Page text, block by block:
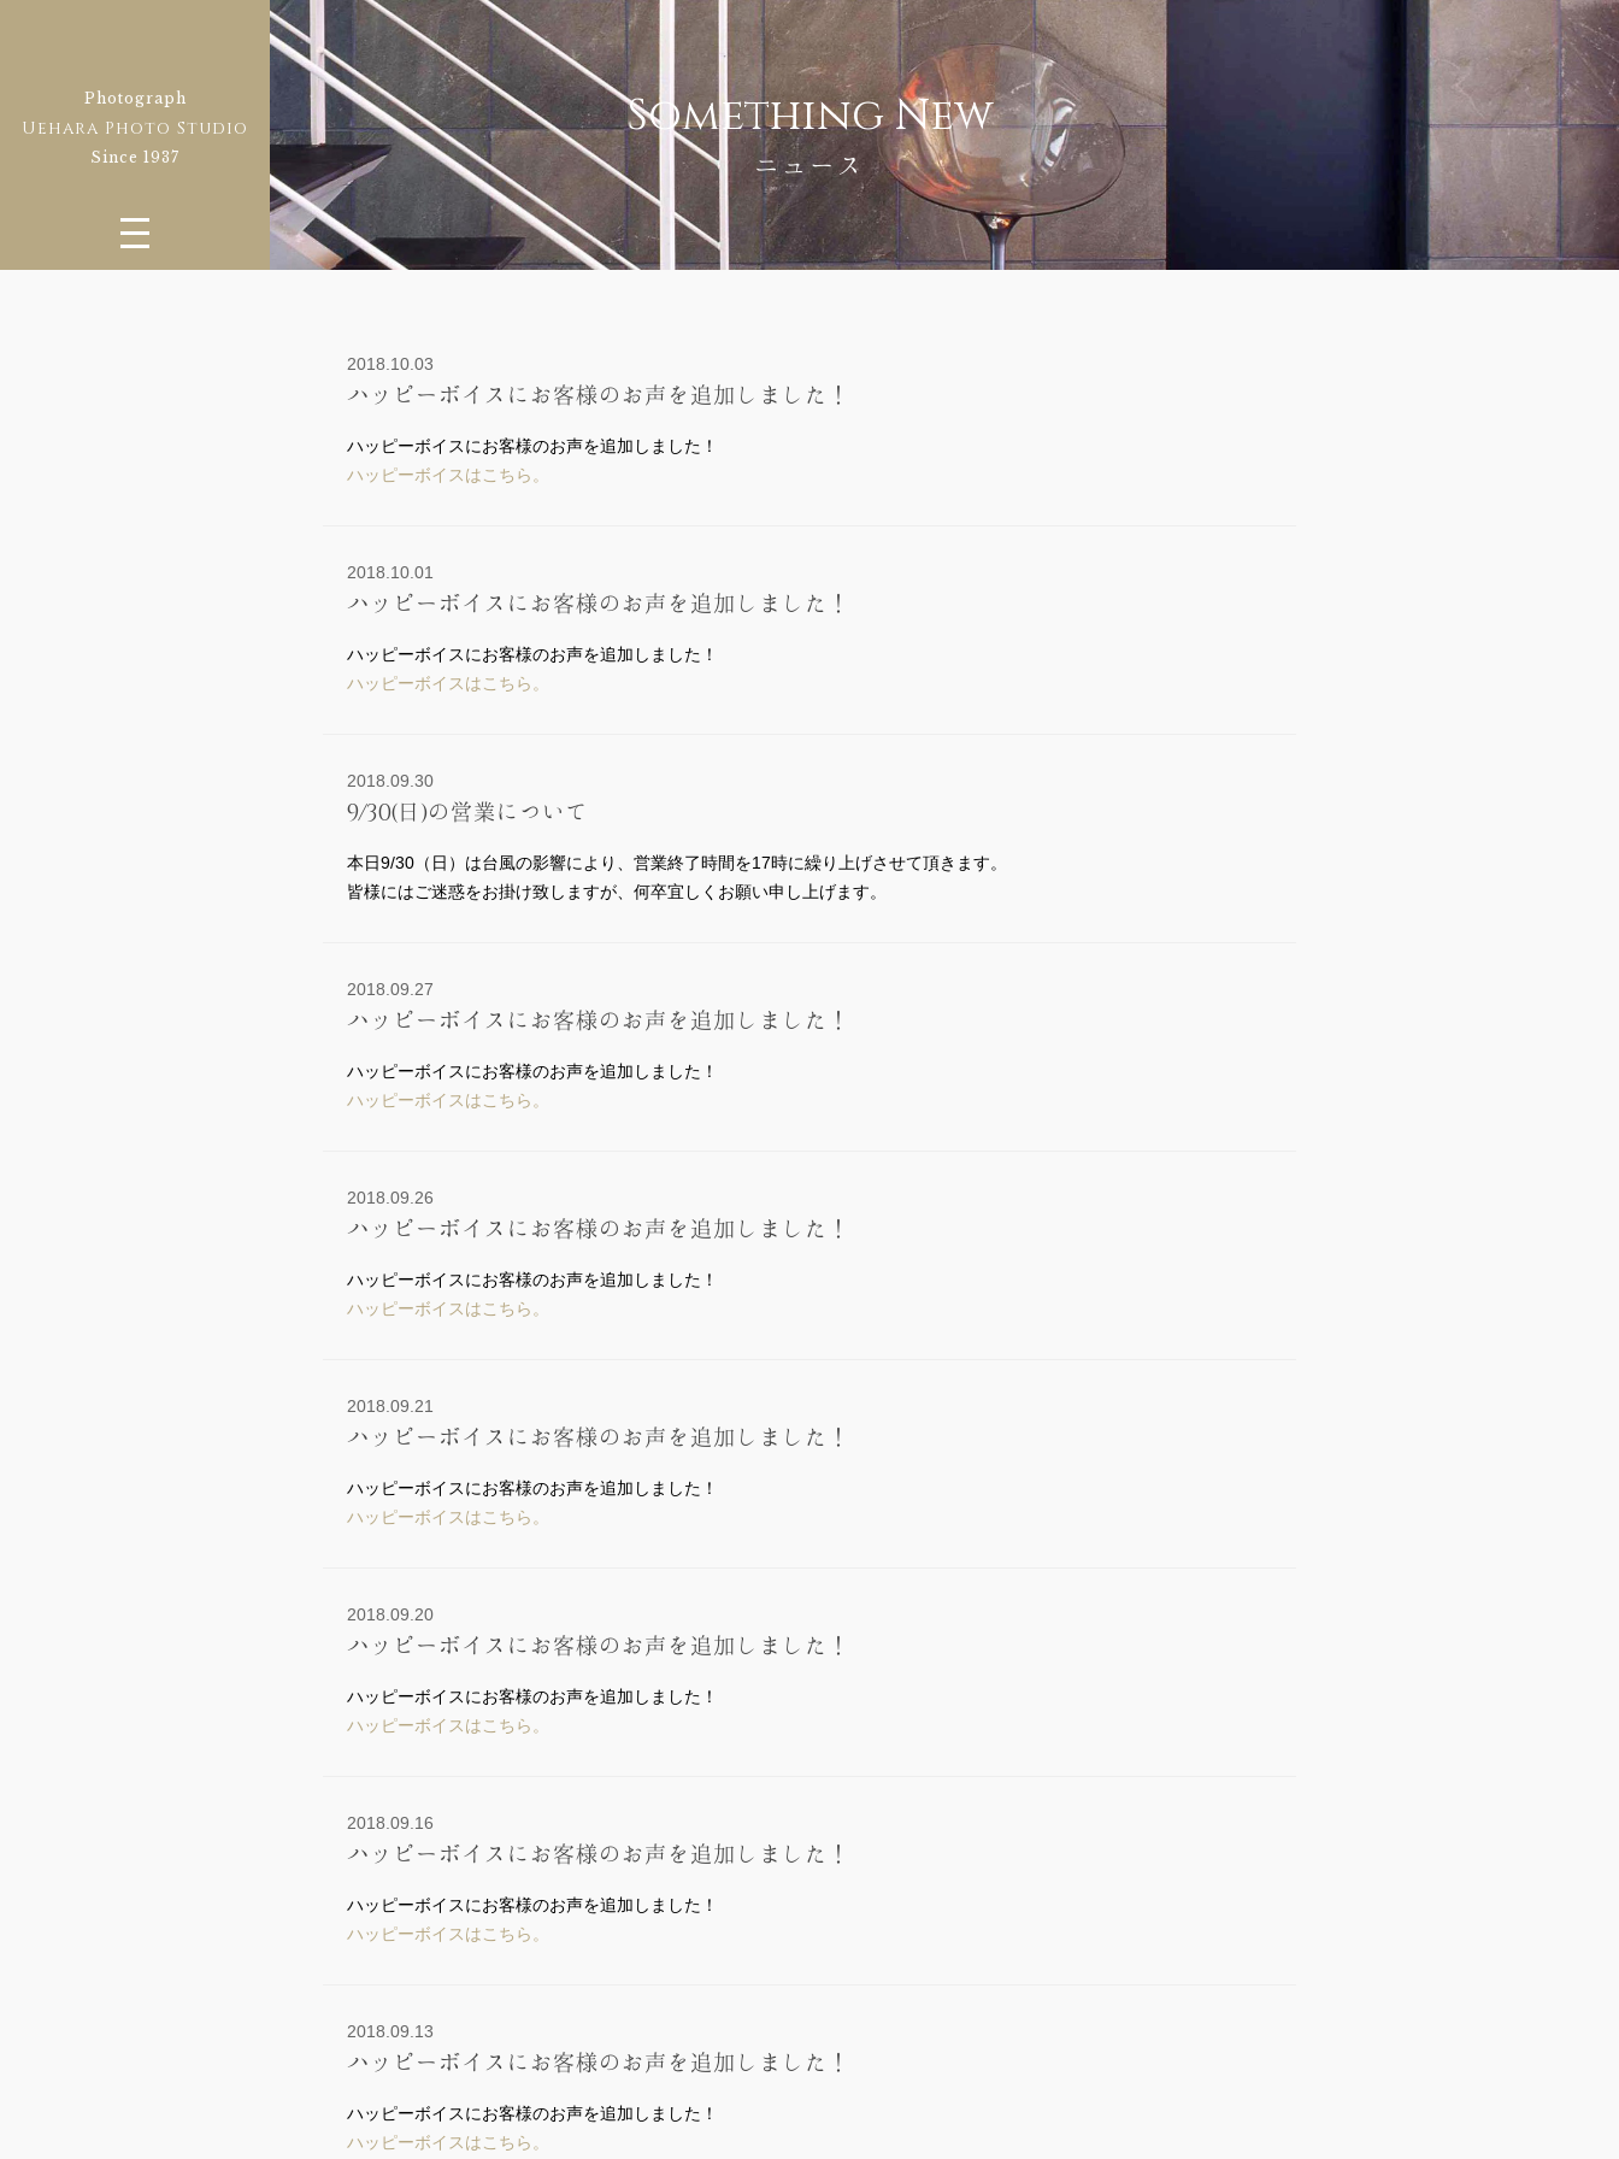
Photograph
Uehara Photo Studio
Since 1937
Something New
ニュース
2018.10.03
ハッピーボイスにお客様のお声を追加しました！
ハッピーボイスにお客様のお声を追加しました！
ハッピーボイスはこちら。
2018.10.01
ハッピーボイスにお客様のお声を追加しました！
ハッピーボイスにお客様のお声を追加しました！
ハッピーボイスはこちら。
2018.09.30
9/30(日)の営業について
本日9/30（日）は台風の影響により、営業終了時間を17時に繰り上げさせて頂きます。
皆様にはご迷惑をお掛け致しますが、何卒宜しくお願い申し上げます。
2018.09.27
ハッピーボイスにお客様のお声を追加しました！
ハッピーボイスにお客様のお声を追加しました！
ハッピーボイスはこちら。
2018.09.26
ハッピーボイスにお客様のお声を追加しました！
ハッピーボイスにお客様のお声を追加しました！
ハッピーボイスはこちら。
2018.09.21
ハッピーボイスにお客様のお声を追加しました！
ハッピーボイスにお客様のお声を追加しました！
ハッピーボイスはこちら。
2018.09.20
ハッピーボイスにお客様のお声を追加しました！
ハッピーボイスにお客様のお声を追加しました！
ハッピーボイスはこちら。
2018.09.16
ハッピーボイスにお客様のお声を追加しました！
ハッピーボイスにお客様のお声を追加しました！
ハッピーボイスはこちら。
2018.09.13
ハッピーボイスにお客様のお声を追加しました！
ハッピーボイスにお客様のお声を追加しました！
ハッピーボイスはこちら。